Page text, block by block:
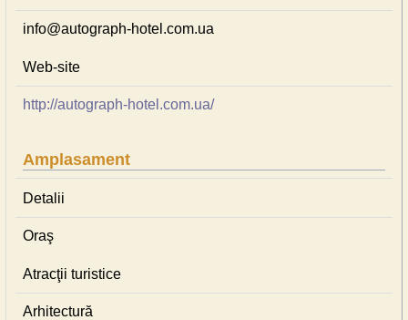
info@autograph-hotel.com.ua
Web-site
http://autograph-hotel.com.ua/
Amplasament
Detalii
Oraş
Atracţii turistice
Arhitectură